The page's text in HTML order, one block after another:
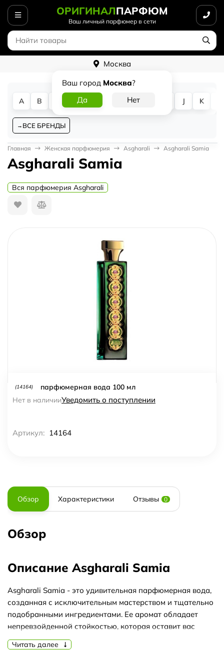
ОРИГИНАЛПАРФЮМ
Ваш личный парфюмер в сети
Москва
Ваш город Москва?
A B D G J K
ВСЕ БРЕНДЫ
Главная Женская парфюмерия Asgharali Asgharali Samia
Asgharali Samia
Вся парфюмерия Asgharali
(14164)
парфюмерная вода 100 мл
Нет в наличииУведомить о поступлении
Артикул: 14164
Обзор Характеристики Отзывы 0
Обзор
Описание Asgharali Samia
Asgharali Samia - это удивительная парфюмерная вода,
созданная с исключительным мастерством и тщательно
подобранными ингредиентами. Ее аромат обладает
непревзойденной стойкостью, которая оставит вас
околдованными на протяжении всего дня.
Читать далее